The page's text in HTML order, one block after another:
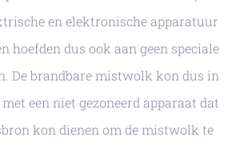
en elektronische apparatuur
hoefden dus ook aan geen speciale
De brandbare mistwolk kon dus in
een niet gezoneerd apparaat dat
kon dienen om de mistwolk te